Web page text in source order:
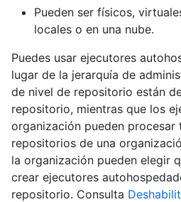
Pueden ser físicos,
locales o en una nube.
Puedes usar ejecutores
lugar de la jerarquía de
de nivel de repositorio están
repositorio, mientras que los
organización pueden procesar
repositorios de una
la organización pueden elegir
crear ejecutores
repositorio. Consulta